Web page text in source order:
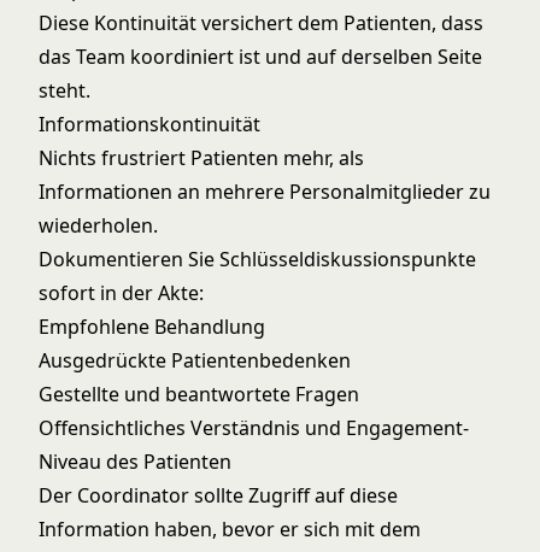
Diese Kontinuität versichert dem Patienten, dass
das Team koordiniert ist und auf derselben Seite
steht.
Informationskontinuität
Nichts frustriert Patienten mehr, als
Informationen an mehrere Personalmitglieder zu
wiederholen.
Dokumentieren Sie Schlüsseldiskussionspunkte
sofort in der Akte:
Empfohlene Behandlung
Ausgedrückte Patientenbedenken
Gestellte und beantwortete Fragen
Offensichtliches Verständnis und Engagement-
Niveau des Patienten
Der Coordinator sollte Zugriff auf diese
Information haben, bevor er sich mit dem